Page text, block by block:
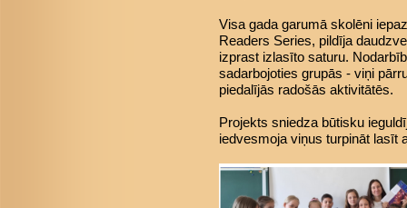
Visa gada garumā skolēni
Readers Series, pildīja
izprast izlasīto saturu.
sadarbojoties grupās - viņi
piedalījās radošās aktivitātēs.
Projekts sniedza būtisku
iedvesmoja viņus turpināt lasīt